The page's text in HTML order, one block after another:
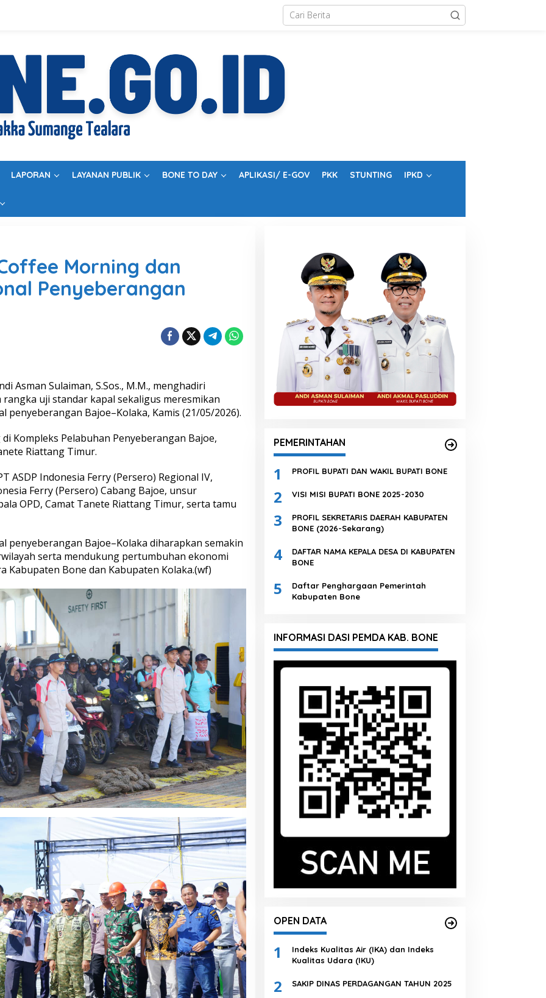
LAPORAN LAYANAN PUBLIK BONE TO DAY APLIKASI/ E-GOV PKK STUNTING IPKD
Morning dan
Penyeberangan
Asman Sulaiman, S.Sos., M.M., menghadiri
uji standar kapal sekaligus meresmikan
penyeberangan Bajoe–Kolaka, Kamis (21/05/2026).
Kompleks Pelabuhan Penyeberangan Bajoe,
Riattang Timur.
ASDP Indonesia Ferry (Persero) Regional IV,
Ferry (Persero) Cabang Bajoe, unsur
OPD, Camat Tanete Riattang Timur, serta tamu
penyeberangan Bajoe–Kolaka diharapkan semakin
serta mendukung pertumbuhan ekonomi
Kabupaten Bone dan Kabupaten Kolaka.(wf)
PEMERINTAHAN
1 PROFIL BUPATI DAN WAKIL BUPATI BONE
2 VISI MISI BUPATI BONE 2025-2030
3
PROFIL SEKRETARIS DAERAH KABUPATEN
BONE (2026-Sekarang)
4
DAFTAR NAMA KEPALA DESA DI KABUPATEN
BONE
5
Daftar Penghargaan Pemerintah
Kabupaten Bone
INFORMASI DASI PEMDA KAB. BONE
OPEN DATA
1
Indeks Kualitas Air (IKA) dan Indeks
Kualitas Udara (IKU)
2 SAKIP DINAS PERDAGANGAN TAHUN 2025